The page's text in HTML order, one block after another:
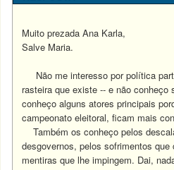
Muito prezada Ana Karla,
Salve Maria.
Não me interesso por política
rasteira que existe -- e não
conheço alguns atores principais
campeonato eleitoral, ficam mais
Também os conheço pelos
desgovernos, pelos sofrimentos
mentiras que lhe impingem. Dai,